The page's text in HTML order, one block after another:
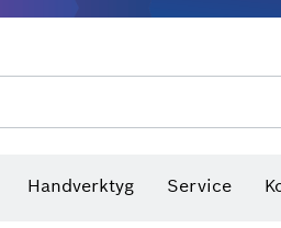
Handverktyg Service